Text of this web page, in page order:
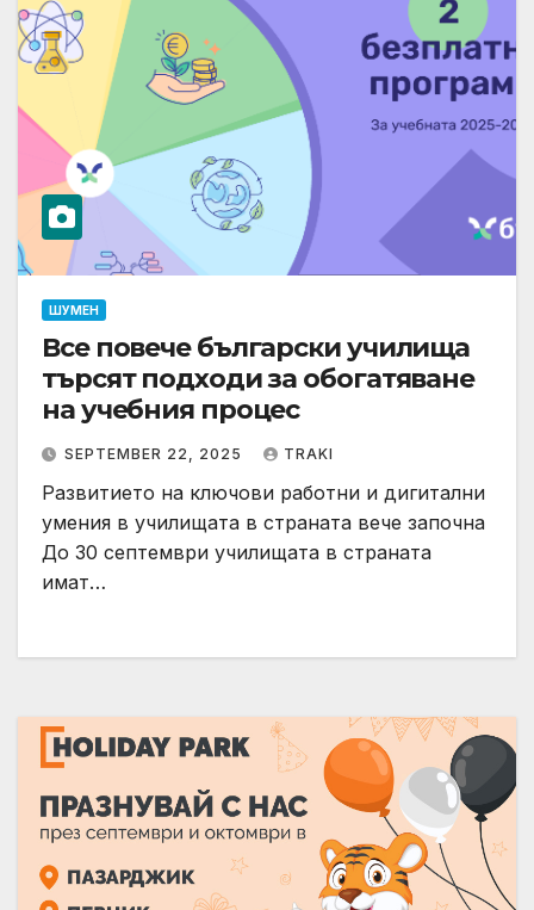
ШУМЕН
Все повече български училища
търсят подходи за обогатяване
на учебния процес
SEPTEMBER 22, 2025 TRAKI
Развитието на ключови работни и дигитални
умения в училищата в страната вече започна
До 30 септември училищата в страната
имат…